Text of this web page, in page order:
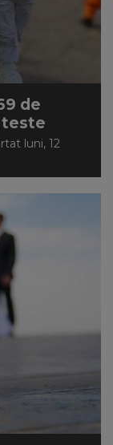
de
teste
luni, 12